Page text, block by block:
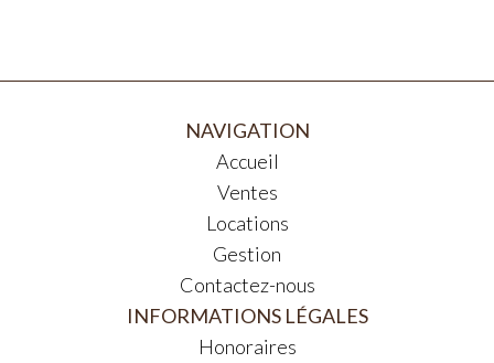
NAVIGATION
Accueil
Ventes
Locations
Gestion
Contactez-nous
INFORMATIONS LÉGALES
Honoraires